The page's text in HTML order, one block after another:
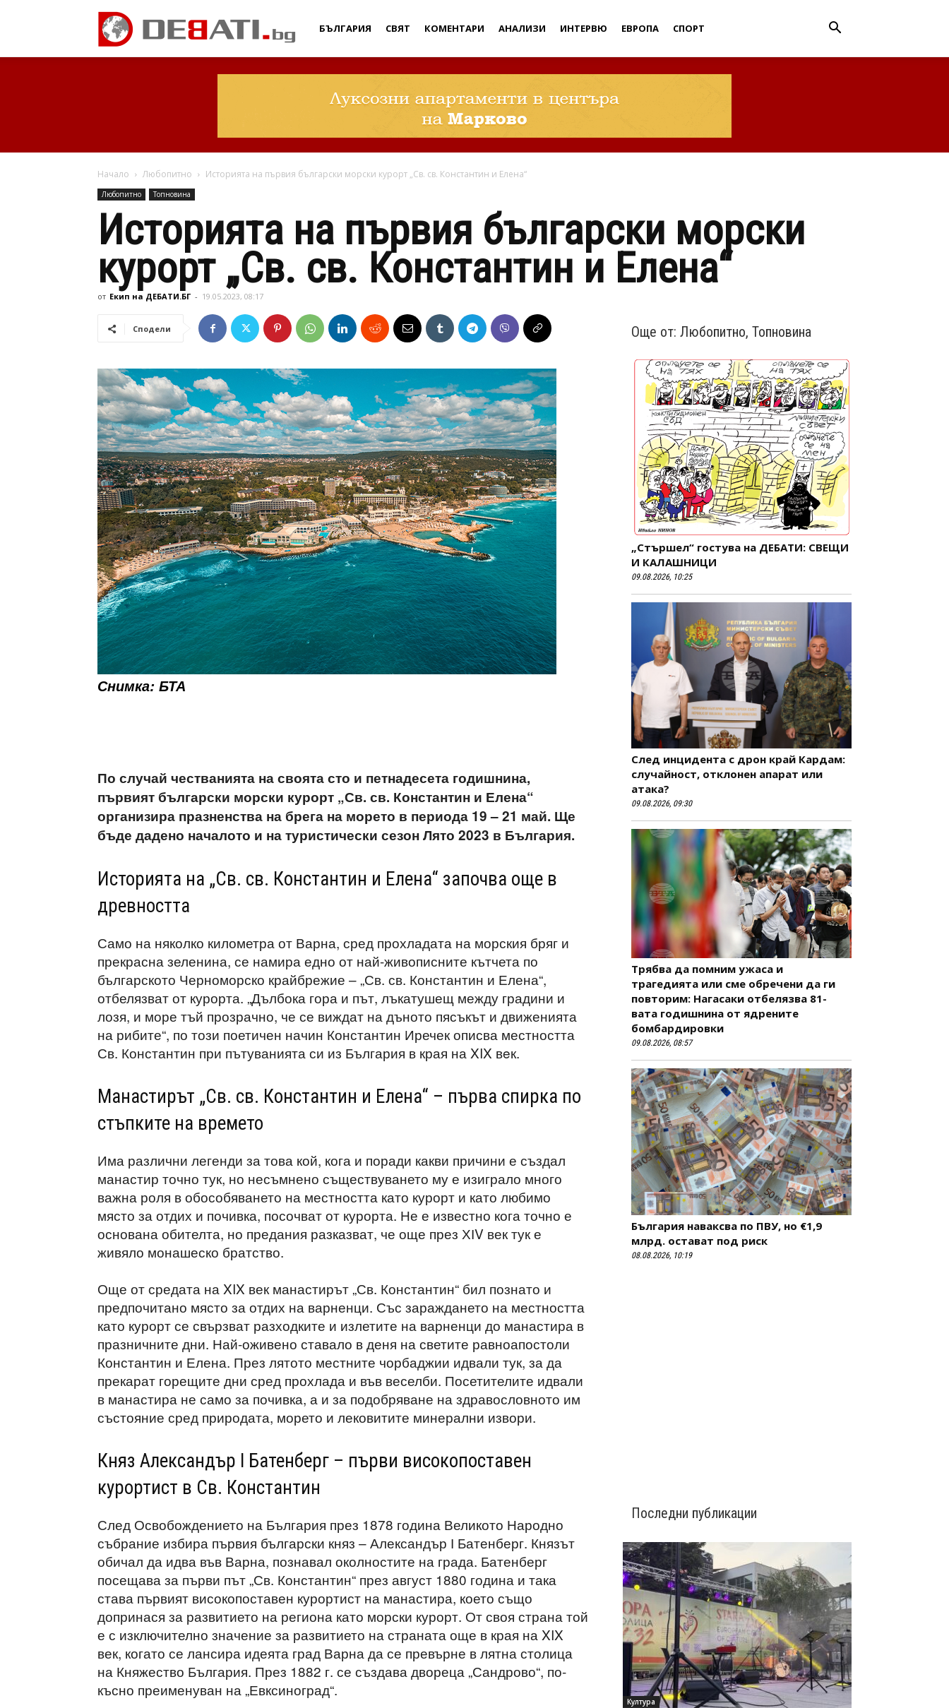
Дебати
БЪЛГАРИЯ СВЯТ КОМЕНТАРИ АНАЛИЗИ ИНТЕРВЮ ЕВРОПА СПОРТ
Начало Любопитно Историята на първия български морски курорт „Св. св. Константин и Елена“
Любопитно Топновина
Историята на първия български морски
курорт „Св. св. Константин и Елена“
от Екип на ДЕБАТИ.БГ - 19.05.2023, 08:17
Сподели
Снимка: БТА
По случай честванията на своята сто и петнадесета годишнина,
първият български морски курорт „Св. св. Константин и Елена“
организира празненства на брега на морето в периода 19 – 21 май. Ще
бъде дадено началото и на туристически сезон Лято 2023 в България.
Историята на „Св. св. Константин и Елена“ започва още в
древността
Само на няколко километра от Варна, сред прохладата на морския бряг и
прекрасна зеленина, се намира едно от най-живописните кътчета по
българското Черноморско крайбрежие – „Св. св. Константин и Елена“,
отбелязват от курорта. „Дълбока гора и път, лъкатушещ между градини и
лозя, и море тъй прозрачно, че се виждат на дъното пясъкът и движенията
на рибите“, по този поетичен начин Константин Иречек описва местността
Св. Константин при пътуванията си из България в края на XIX вeк.
Манастирът „Св. св. Константин и Елена“ – първа спирка по
стъпките на времето
Има различни легенди за това кой, кога и поради какви причини е създал
манастир точно тук, но несъмнено съществуването му е изиграло много
важна роля в обособяването на местността като курорт и като любимо
място за отдих и почивка, посочват от курорта. Не е известно кога точно е
основана обителта, но предания разказват, че още през ХІV век тук е
живяло монашеско братство.
Още от средата на XIX век манастирът „Св. Константин“ бил познато и
предпочитано място за отдих на варненци. Със зараждането на местността
като курорт се свързват разходките и излетите на варненци до манастира в
празничните дни. Най-оживено ставало в деня на светите равноапостоли
Константин и Елена. През лятото местните чорбаджии идвали тук, за да
прекарат горещите дни сред прохлада и във веселби. Посетителите идвали
в манастира не само за почивка, а и за подобряване на здравословното им
състояние сред природата, морето и лековитите минерални извори.
Княз Александър I Батенберг – първи високопоставен
курортист в Св. Константин
След Освобождението на България през 1878 година Великото Народно
събрание избира първия български княз – Александър І Батенберг. Князът
обичал да идва във Варна, познавал околностите на града. Батенберг
посещава за първи път „Св. Константин“ през август 1880 година и така
става първият високопоставен курортист на манастира, което също
допринася за развитието на региона като морски курорт. От своя страна той
е с изключително значение за развитието на страната още в края на XIX
век, когато се лансира идеята град Варна да се превърне в лятна столица
на Княжество България. През 1882 г. се създава двореца „Сандрово“, по-
късно преименуван на „Евксиноград“.
Още от: Любопитно, Топновина
„Стършел“ гостува на ДЕБАТИ: СВЕЩИ
И КАЛАШНИЦИ
09.08.2026, 10:25
След инцидента с дрон край Кардам:
случайност, отклонен апарат или
атака?
09.08.2026, 09:30
Трябва да помним ужаса и
трагедията или сме обречени да ги
повторим: Нагасаки отбелязва 81-
вата годишнина от ядрените
бомбардировки
09.08.2026, 08:57
България наваксва по ПВУ, но €1,9
млрд. остават под риск
08.08.2026, 10:19
Последни публикации
Култура